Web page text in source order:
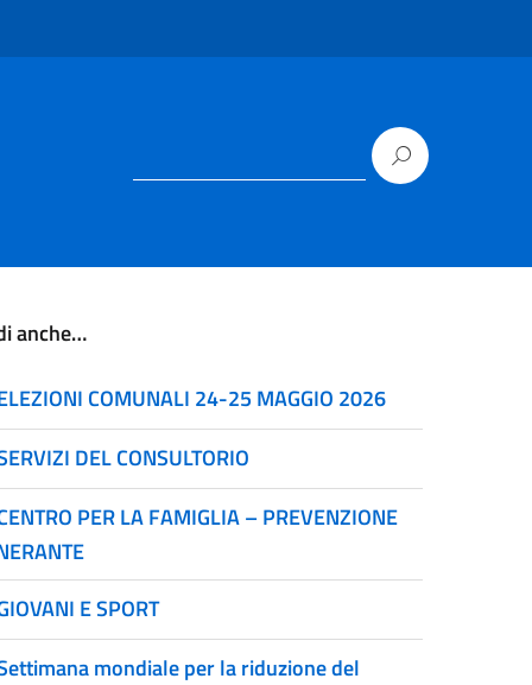
anche…
COMUNALI 24-25 MAGGIO 2026
DEL CONSULTORIO
PER LA FAMIGLIA – PREVENZIONE
E SPORT
mondiale per la riduzione del